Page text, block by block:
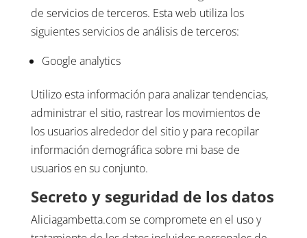
de servicios de terceros. Esta web utiliza los
siguientes servicios de análisis de terceros:
Google analytics
Utilizo esta información para analizar tendencias,
administrar el sitio, rastrear los movimientos de
los usuarios alrededor del sitio y para recopilar
información demográfica sobre mi base de
usuarios en su conjunto.
Secreto y seguridad de los datos
​Aliciagambetta.com se compromete en el uso y